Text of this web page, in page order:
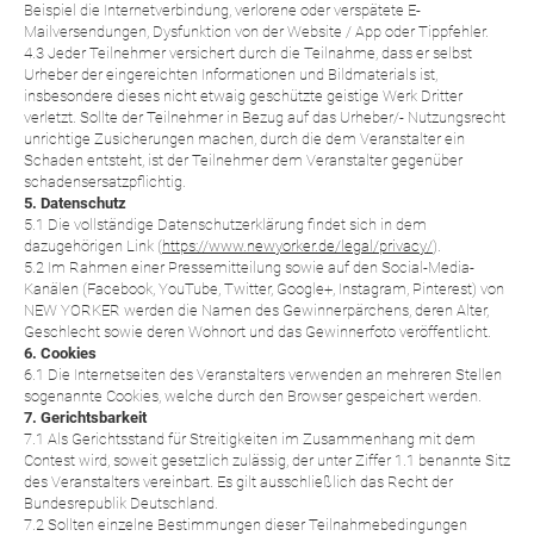
Beispiel die Internetverbindung, verlorene oder verspätete E-
Mailversendungen, Dysfunktion von der Website / App oder Tippfehler.
4.3 Jeder Teilnehmer versichert durch die Teilnahme, dass er selbst
Urheber der eingereichten Informationen und Bildmaterials ist,
insbesondere dieses nicht etwaig geschützte geistige Werk Dritter
verletzt. Sollte der Teilnehmer in Bezug auf das Urheber/- Nutzungsrecht
unrichtige Zusicherungen machen, durch die dem Veranstalter ein
Schaden entsteht, ist der Teilnehmer dem Veranstalter gegenüber
schadensersatzpflichtig.
5. Datenschutz
5.1 Die vollständige Datenschutzerklärung findet sich in dem
dazugehörigen Link (https://www.newyorker.de/legal/privacy/).
5.2 Im Rahmen einer Pressemitteilung sowie auf den Social-Media-
Kanälen (Facebook, YouTube, Twitter, Google+, Instagram, Pinterest) von
NEW YORKER werden die Namen des Gewinnerpärchens, deren Alter,
Geschlecht sowie deren Wohnort und das Gewinnerfoto veröffentlicht.
6. Cookies
6.1 Die Internetseiten des Veranstalters verwenden an mehreren Stellen
sogenannte Cookies, welche durch den Browser gespeichert werden.
7. Gerichtsbarkeit
7.1 Als Gerichtsstand für Streitigkeiten im Zusammenhang mit dem
Contest wird, soweit gesetzlich zulässig, der unter Ziffer 1.1 benannte Sitz
des Veranstalters vereinbart. Es gilt ausschließlich das Recht der
Bundesrepublik Deutschland.
7.2 Sollten einzelne Bestimmungen dieser Teilnahmebedingungen